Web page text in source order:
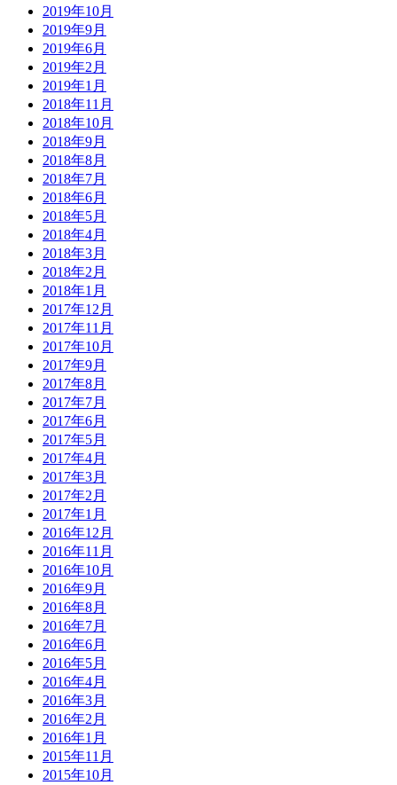
2019年10月
2019年9月
2019年6月
2019年2月
2019年1月
2018年11月
2018年10月
2018年9月
2018年8月
2018年7月
2018年6月
2018年5月
2018年4月
2018年3月
2018年2月
2018年1月
2017年12月
2017年11月
2017年10月
2017年9月
2017年8月
2017年7月
2017年6月
2017年5月
2017年4月
2017年3月
2017年2月
2017年1月
2016年12月
2016年11月
2016年10月
2016年9月
2016年8月
2016年7月
2016年6月
2016年5月
2016年4月
2016年3月
2016年2月
2016年1月
2015年11月
2015年10月